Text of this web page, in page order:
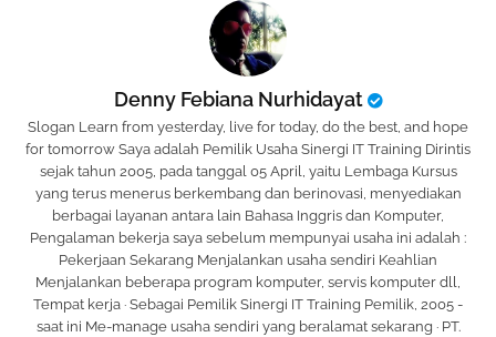
Denny Febiana Nurhidayat
Slogan Learn from yesterday, live for today, do the best, and hope
for tomorrow Saya adalah Pemilik Usaha Sinergi IT Training Dirintis
sejak tahun 2005, pada tanggal 05 April, yaitu Lembaga Kursus
yang terus menerus berkembang dan berinovasi, menyediakan
berbagai layanan antara lain Bahasa Inggris dan Komputer,
Pengalaman bekerja saya sebelum mempunyai usaha ini adalah :
Pekerjaan Sekarang Menjalankan usaha sendiri Keahlian
Menjalankan beberapa program komputer, servis komputer dll,
Tempat kerja · Sebagai Pemilik Sinergi IT Training Pemilik, 2005 -
saat ini Me-manage usaha sendiri yang beralamat sekarang · PT.